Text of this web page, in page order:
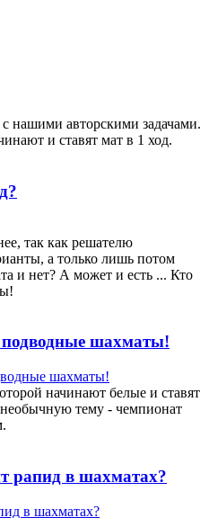
нашими авторскими задачами.
и ставят мат в 1 ход.
так как решателю
а только лишь потом
и нет? А может и есть ... Кто
шахматы!
начинают белые и ставят
тему - чемпионат
рапид в шахматах?